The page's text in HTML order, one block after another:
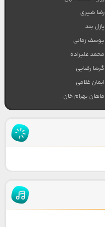
رضا شیری
پازل بند
یوسف زمانی
محمد علیزاده
گرشا رضایی
ایمان غلامی
ماهان بهرام خان